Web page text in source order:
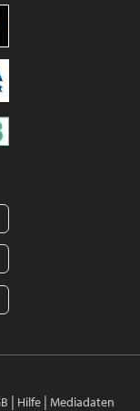
| Hilfe| Mediadaten